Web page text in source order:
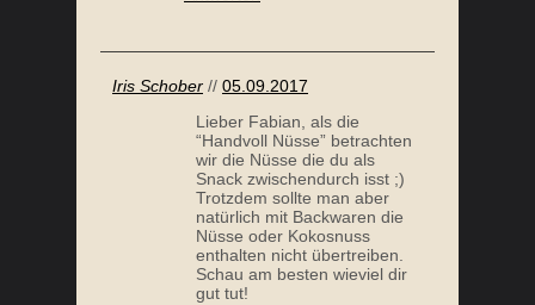
Iris Schober // 05.09.2017
Lieber Fabian, als die
“Handvoll Nüsse” betrachten
wir die Nüsse die du als
Snack zwischendurch isst ;)
Trotzdem sollte man aber
natürlich mit Backwaren die
Nüsse oder Kokosnuss
enthalten nicht übertreiben.
Schau am besten wieviel dir
gut tut!